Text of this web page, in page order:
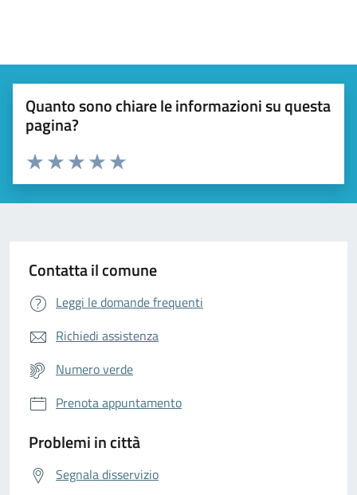
Quanto sono chiare le informazioni su questa
pagina?
Valuta da 1 a 5 stelle la pagina
Valuta 5 stelle su 5
Valuta 4 stelle su 5
Valuta 3 stelle su 5
Valuta 2 stelle su 5
Valuta 1 stelle su 5
Contatta il comune
Leggi le domande frequenti
Richiedi assistenza
Numero verde
Prenota appuntamento
Problemi in città
Segnala disservizio